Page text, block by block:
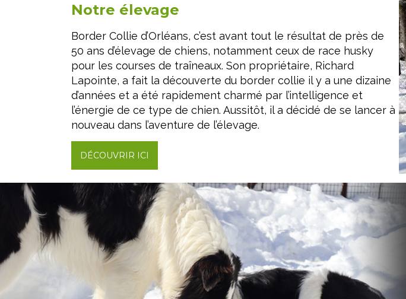
Notre élevage
Border Collie d’Orléans, c’est avant tout le résultat de près de
50 ans d’élevage de chiens, notamment ceux de race husky
pour les courses de traîneaux. Son propriétaire, Richard
Lapointe, a fait la découverte du border collie il y a une dizaine
d’années et a été rapidement charmé par l’intelligence et
l’énergie de ce type de chien. Aussitôt, il a décidé de se lancer à
nouveau dans l’aventure de l’élevage.
DÉCOUVRIR ICI